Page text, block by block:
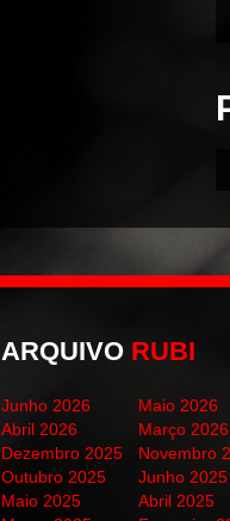
ARQUIVO RUBI
Junho 2026
Maio 2026
Abril 2026
Março 2026
Dezembro 2025
Novembro
Outubro 2025
Junho 2025
Maio 2025
Abril 2025